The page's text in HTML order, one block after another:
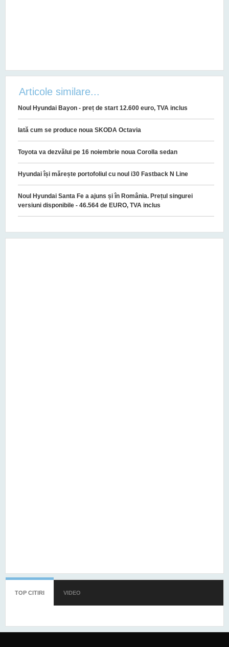
Articole similare...
Noul Hyundai Bayon - preț de start 12.600 euro, TVA inclus
Iată cum se produce noua SKODA Octavia
Toyota va dezvălui pe 16 noiembrie noua Corolla sedan
Hyundai își mărește portofoliul cu noul i30 Fastback N Line
Noul Hyundai Santa Fe a ajuns și în România. Prețul singurei
versiuni disponibile - 46.564 de EURO, TVA inclus
TOP CITIRI (TAB ACTIV)
VIDEO